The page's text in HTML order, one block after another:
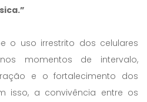
o uso irrestrito dos celulares
momentos de intervalo,
e o fortalecimento dos
isso, a convivência entre os